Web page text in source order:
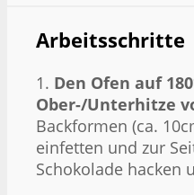
Arbeitsschritte
1. Den Ofen auf
Ober-/Unterhitze
Backformen (ca.
einfetten und zur
Schokolade hacken